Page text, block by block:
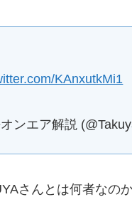
KAnxutkMi1
ンエア解説
さんとは何者なの